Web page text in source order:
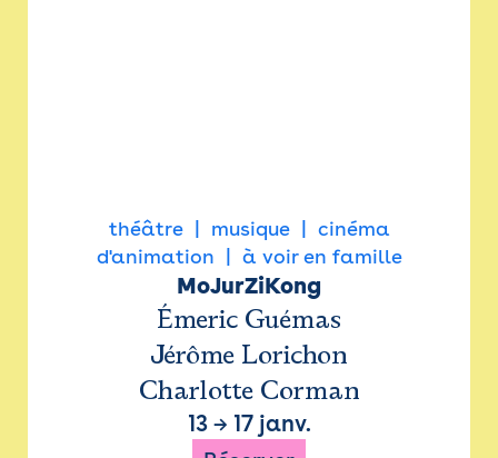
théâtre musique
cinéma
d'animation
à voir en famille
MoJurZiKong
Émeric Guémas
Jérôme Lorichon
Charlotte Corman
13→ 17 janv.